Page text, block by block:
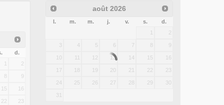
d.
1
2
8 9
15 16
22 23
août 2026
l. m. m. j. v. s.
d.
1
2
3 4 5 6 7 8 9
10 11 12 13 14 15 16
17 18 19 20 21 22 23
24 25 26 27 28 29 30
31